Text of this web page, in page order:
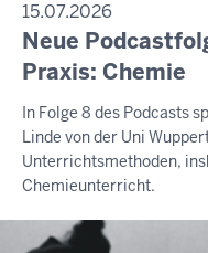
15.07.2026
Neue
Praxis: Chemie
In Folge 8 des Podcasts
Linde von der Uni
Unterrichtsmethoden,
Chemieunterricht.